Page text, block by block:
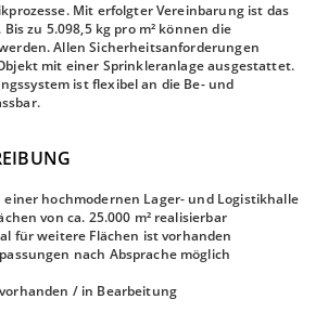
Mit erfolgter Vereinbarung ist das
zu 5.098,5 kg pro m² können die
Allen Sicherheitsanforderungen
mit einer Sprinkleranlage ausgestattet.
ist flexibel an die Be- und
hochmodernen Lager- und Logistikhalle
von ca. 25.000 m² realisierbar
für weitere Flächen ist vorhanden
nach Absprache möglich
/ in Bearbeitung